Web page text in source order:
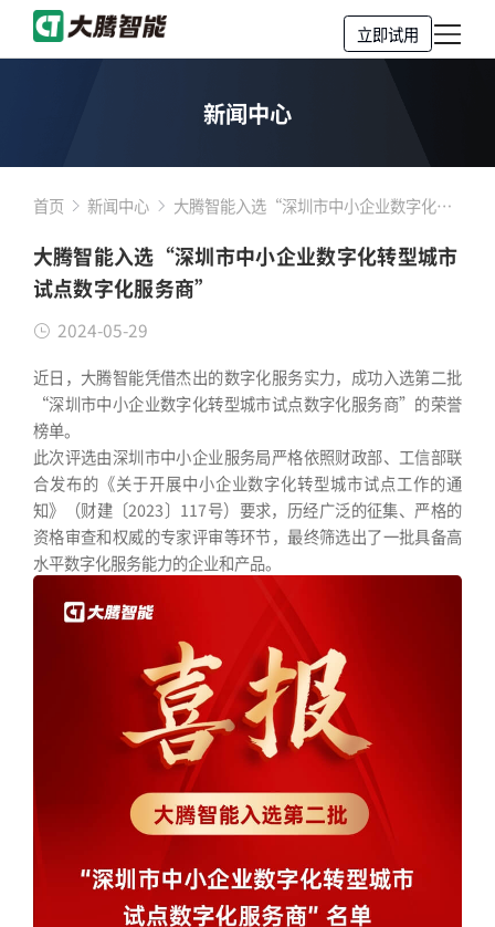
立即试用
新闻中心
首页 新闻中心
大腾智能入选“深圳市中小企业数字化转
大腾智能入选“深圳市中小企业数字化转型城市
试点数字化服务商”
2024-05-29
近日，大腾智能凭借杰出的数字化服务实力，成功入选第二批
“深圳市中小企业数字化转型城市试点数字化服务商”的荣誉
榜单。
此次评选由深圳市中小企业服务局严格依照财政部、工信部联
合发布的《关于开展中小企业数字化转型城市试点工作的通
知》（财建〔2023〕117号）要求，历经广泛的征集、严格的
资格审查和权威的专家评审等环节，最终筛选出了一批具备高
水平数字化服务能力的企业和产品。